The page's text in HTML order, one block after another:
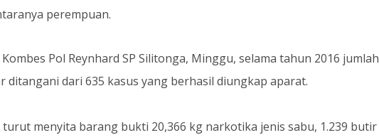
perempuan.
Pol Reynhard SP Silitonga, Minggu, selama tahun 2016 jumlah
dari 635 kasus yang berhasil diungkap aparat.
menyita barang bukti 20,366 kg narkotika jenis sabu, 1.239 butir